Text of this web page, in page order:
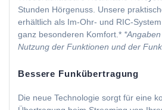
Stunden Hörgenuss. Unsere
erhältlich als Im-Ohr- und RIC-
ganz besonderen Komfort.*
Nutzung der Funktionen und der
Bessere Funkübertragung
Die neue Technologie sorgt für eine